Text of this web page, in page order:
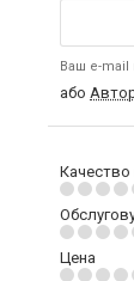
Ваш e-mail
або
Качество
Цена